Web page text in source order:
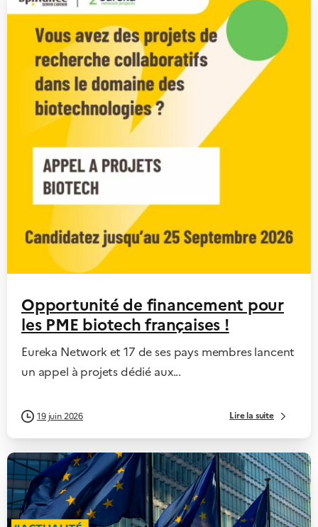
Opportunité de financement pour
les PME biotech françaises !
Eureka Network et 17 de ses pays membres lancent
un appel à projets dédié aux...
19 juin 2026 Lire la suite